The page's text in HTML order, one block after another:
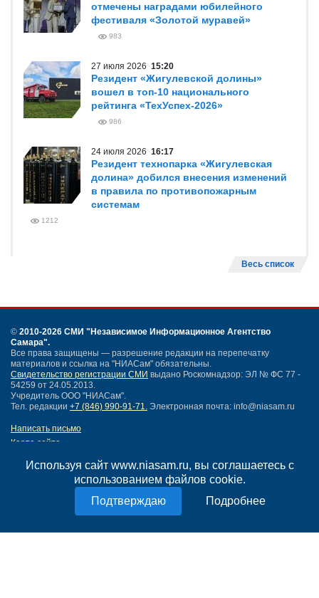
Используя сайт www.niasam.ru, вы соглашаетесь с
использованием файлов cookie.
Подробнее
отмечены наградами юбилейного
фестиваля «Золотой муравей»
983
27 июля 2026 15:20
Резидент «Жигулевской долины»
вошел в топ-10 национального
рейтинга «ТехУспех-2026»
986
24 июля 2026 16:17
Резидент технопарка «Жигулевская
долина» добился внесения изменений
в правила по противопожарным
системам
1212
Весь список
© 2010-2026 СМИ "Независимое Информационное Агентство
Самара".
Все права защищены — разрешение редакции на перепечатку
материалов и ссылка на "НИАСам" обязательны.
Свидетельство регистрации СМИ выдано Роскомнадзор: ЭЛ № ФС 77 -
54259 от 24.05.2013.
Учредитель ООО "НИАСам".
Тел. редакции +7 (846) 990-91-71. Электронная почта: info@niasam.ru
Написать письмо
Карта сайта
Политика конфиденциальности
Согласие на обработку персональных данных